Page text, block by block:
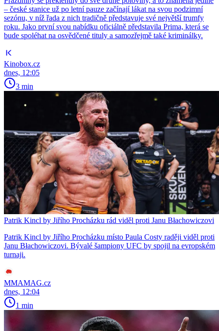
– české stanice už po letní pauze začínají lákat na svou podzimní
sezónu, v níž řada z nich tradičně představuje své největší trumfy
roku. Jako první svou nabídku oficiálně představila Prima, která se
bude spoléhat na osvědčené tituly a samozřejmě také kriminálky.
Kinobox.cz
dnes, 12:05
3 min
Patrik Kincl by Jiřího Procházku rád viděl proti Janu Błachowiczovi
Patrik Kincl by Jiřího Procházku místo Paula Costy raději viděl proti
Janu Błachowiczovi. Bývalé šampiony UFC by spojil na evropském
turnaji.
MMAMAG.cz
dnes, 12:04
1 min